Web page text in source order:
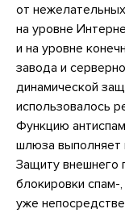
от
на уровне
и на уровне
завода и
динамической
использовалось
Функцию
шлюза выполняет
Защиту внешнего
блокировки спам-
уже